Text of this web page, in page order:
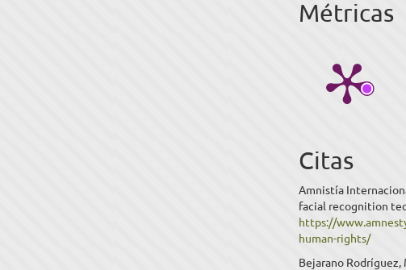
Métricas
Citas
Amnistía
facial recognition
https://
human-rights/
Bejarano Rodríguez,